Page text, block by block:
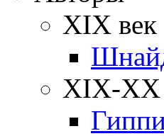
XIX век
XIX-XX